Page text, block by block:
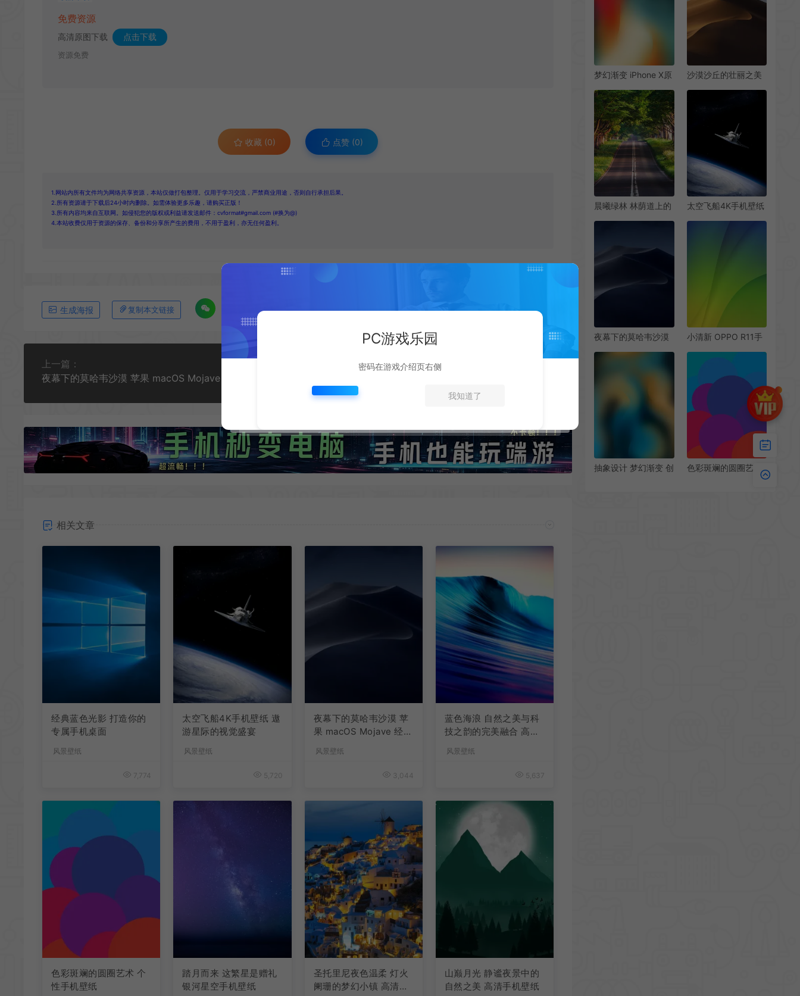
免费资源
高清原图下载 点击下载
资源免费
收藏 (0) 点赞 (0)
1.网站内所有文件均为网络共享资源，本站仅做打包整理。仅用于学习交流，严禁商业用途，否则自行承担后果。
2.所有资源请于下载后24小时内删除。如需体验更多乐趣，请购买正版！
3.所有内容均来自互联网。如侵犯您的版权或利益请发送邮件：cvformat#gmail.com (#换为@)
4.本站收费仅用于资源的保存、备份和分享所产生的费用，不用于盈利，亦无任何盈利。
生成海报 复制本文链接
上一篇：
相关文章
经典蓝色光影 打造你的
专属手机桌面
风景壁纸
7,774
太空飞船4K手机壁纸 遨
游星际的视觉盛宴
风景壁纸
5,720
夜幕下的莫哈韦沙漠 苹
果 macOS Mojave 经典
风景壁纸
3,044
蓝色海浪 自然之美与科
技之韵的完美融合 高清
风景壁纸
5,637
色彩斑斓的圆圈艺术 个
性手机壁纸
踏月而来 这繁星是赠礼
银河星空手机壁纸
圣托里尼夜色温柔 灯火
阑珊的梦幻小镇 高清手
山巅月光 静谧夜景中的
自然之美 高清手机壁纸
梦幻渐变 iPhone X原
沙漠沙丘的壮丽之美
晨曦绿林 林荫道上的
太空飞船4K手机壁纸
夜幕下的莫哈韦沙漠
小清新 OPPO R11手
抽象设计 梦幻渐变 创
色彩斑斓的圆圈艺术
PC游戏乐园
密码在游戏介绍页右侧
我知道了